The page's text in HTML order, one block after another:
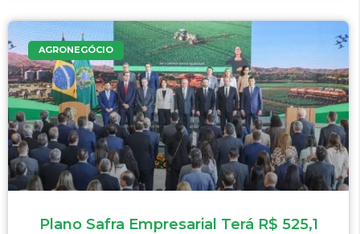
AGRONEGÓCIO
Plano Safra Empresarial Terá R$ 525,1